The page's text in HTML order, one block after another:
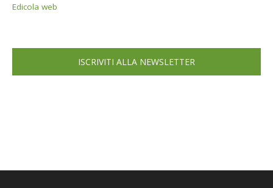
Edicola web
ISCRIVITI ALLA NEWSLETTER